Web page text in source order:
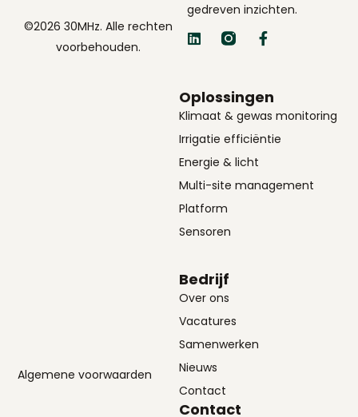
gedreven inzichten.
Oplossingen
Klimaat & gewas monitoring
Irrigatie efficiëntie
Energie & licht
Multi-site management
Platform
Sensoren
Bedrijf
Over ons
Vacatures
Samenwerken
Nieuws
Contact
Contact
©2026 30MHz. Alle rechten
voorbehouden.
Algemene voorwaarden